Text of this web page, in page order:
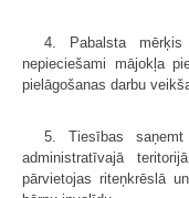
4. Pabalsta
nepieciešami mājokļa
pielāgošanas darbu
5. Tiesības
administratīvajā
pārvietojas riteņkrēslā